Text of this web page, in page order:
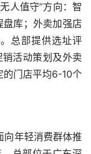
人值守”方向：智
库；外卖加强店
总部提供选址评
活动策划及外卖
的门店平均6-10个
向年轻消费群体推